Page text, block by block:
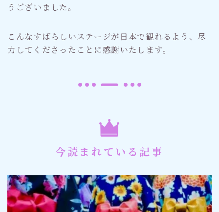
うございました。
こんなすばらしいステージが日本で観れるよう、尽
力してくださったことに感謝いたします。
今読まれている記事